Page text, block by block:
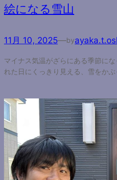
絵になる雪山
11月 10, 2025—by
マイナス気温がざらにある季節に
れた日にくっきり見える、雪をか